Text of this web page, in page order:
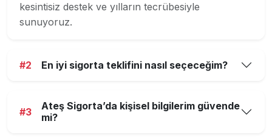
kesintisiz destek ve yılların tecrübesiyle
sunuyoruz.
#2 En iyi sigorta teklifini nasıl seçeceğim?
#3
Ateş Sigorta’da kişisel bilgilerim güvende
mi?